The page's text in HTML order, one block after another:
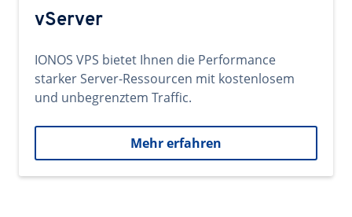
vServer
IONOS VPS bietet Ihnen die Performance
starker Server-Ressourcen mit kostenlosem
und unbegrenztem Traffic.
Mehr erfahren